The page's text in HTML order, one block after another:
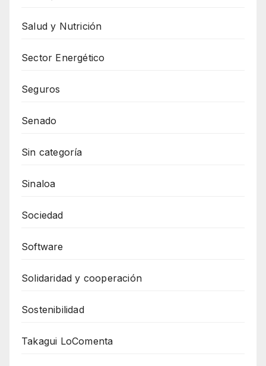
Salud y Nutrición
Sector Energético
Seguros
Senado
Sin categoría
Sinaloa
Sociedad
Software
Solidaridad y cooperación
Sostenibilidad
Takagui LoComenta